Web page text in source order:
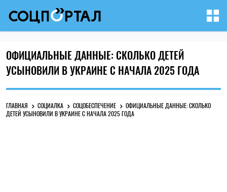
ОФИЦИАЛЬНЫЕ ДАННЫЕ: СКОЛЬКО ДЕТЕЙ
УСЫНОВИЛИ В УКРАИНЕ С НАЧАЛА 2025 ГОДА
ГЛАВНАЯ СОЦИАЛКА СОЦОБЕСПЕЧЕНИЕ
ОФИЦИАЛЬНЫЕ ДАННЫЕ: СКОЛЬКО
ДЕТЕЙ УСЫНОВИЛИ В УКРАИНЕ С НАЧАЛА 2025 ГОДА